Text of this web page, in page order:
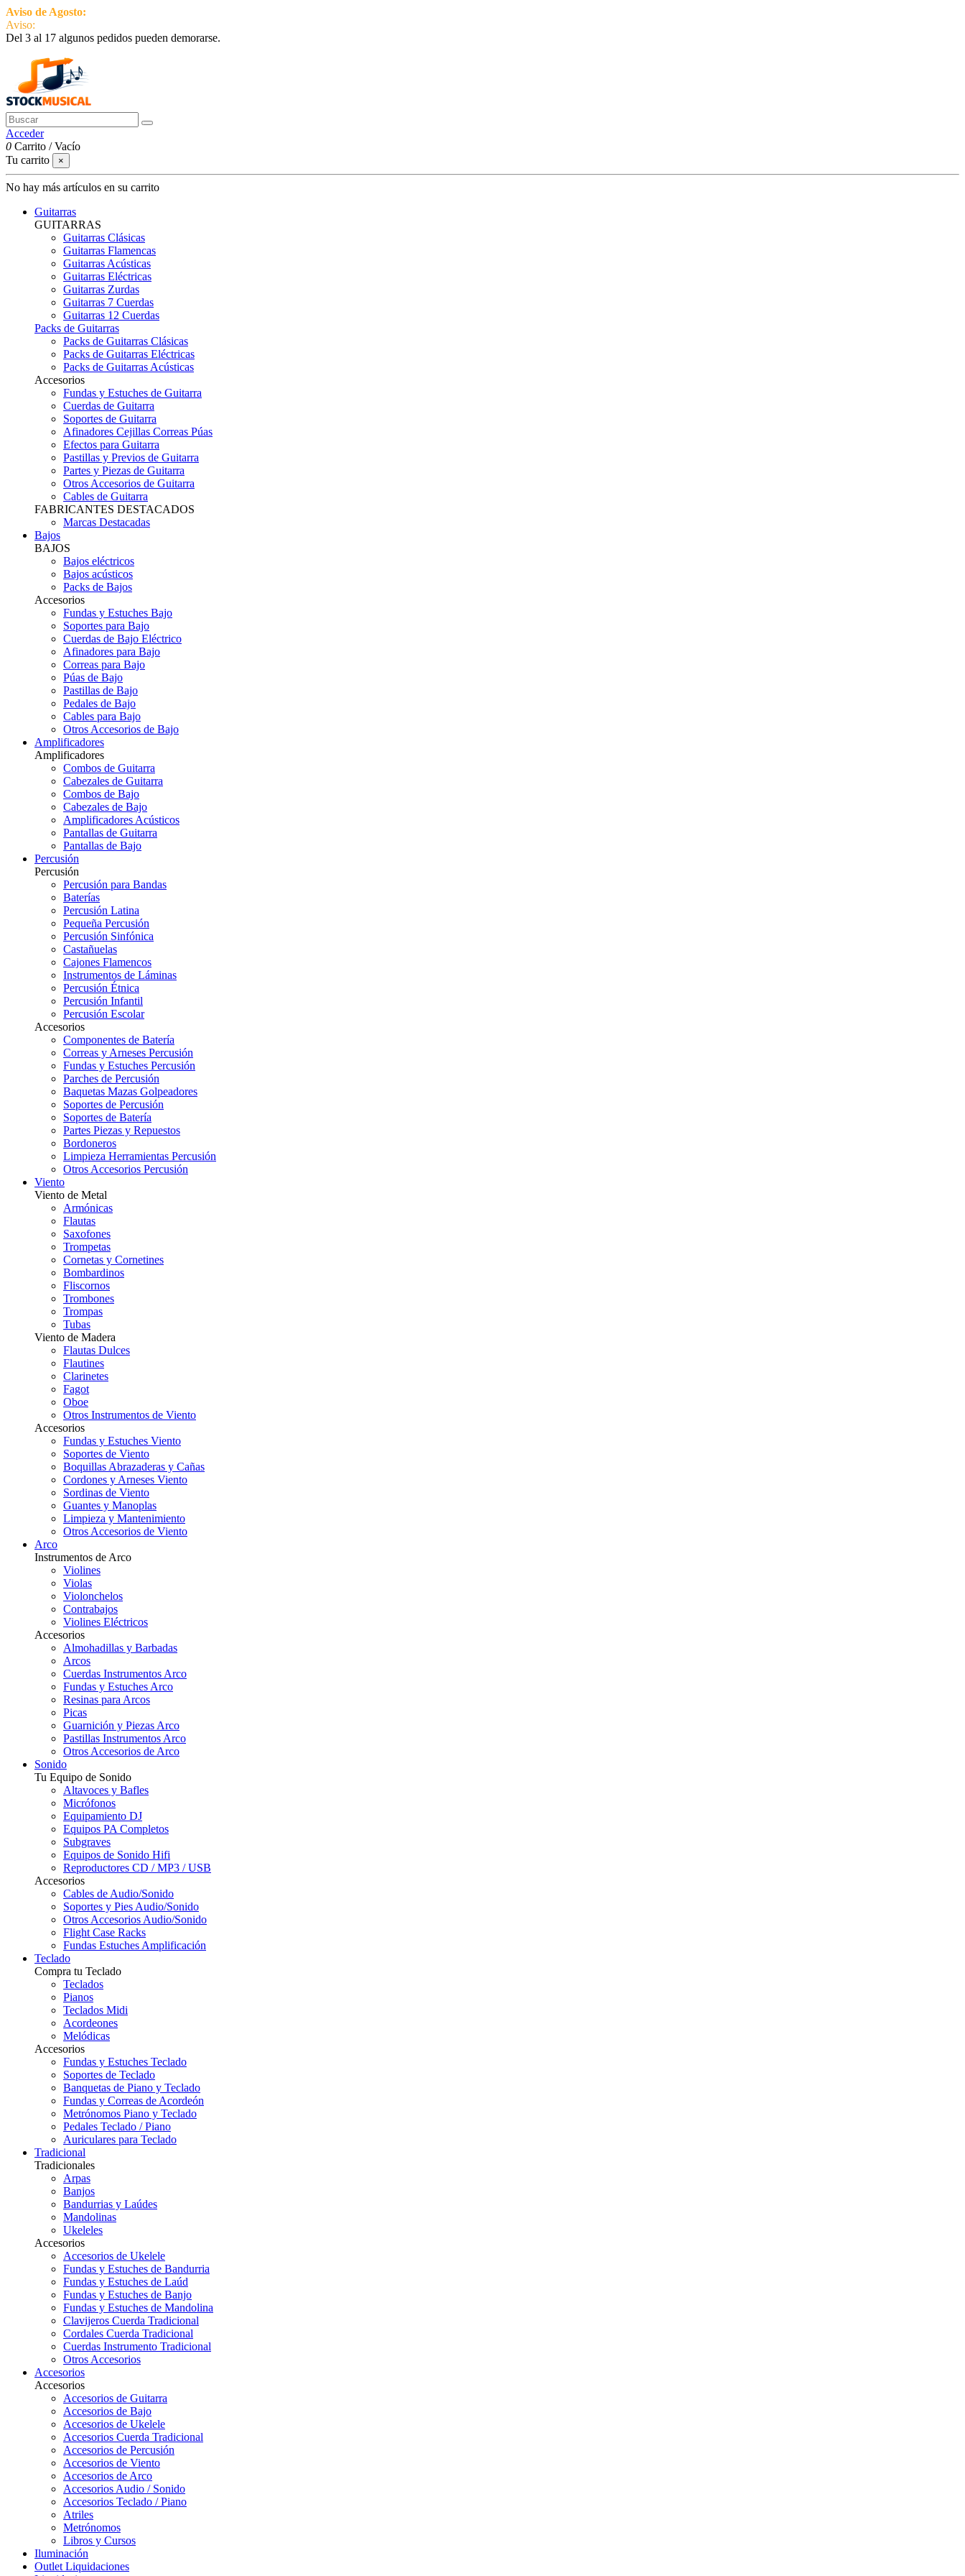
Aviso de Agosto:
Aviso:
Del 3 al 17 algunos pedidos pueden demorarse.
Acceder
0 Carrito /Vacío
Tu carrito
×
No hay más artículos en su carrito
Guitarras
GUITARRAS
Guitarras Clásicas
Guitarras Flamencas
Guitarras Acústicas
Guitarras Eléctricas
Guitarras Zurdas
Guitarras 7 Cuerdas
Guitarras 12 Cuerdas
Packs de Guitarras
Packs de Guitarras Clásicas
Packs de Guitarras Eléctricas
Packs de Guitarras Acústicas
Accesorios
Fundas y Estuches de Guitarra
Cuerdas de Guitarra
Soportes de Guitarra
Afinadores Cejillas Correas Púas
Efectos para Guitarra
Pastillas y Previos de Guitarra
Partes y Piezas de Guitarra
Otros Accesorios de Guitarra
Cables de Guitarra
FABRICANTES DESTACADOS
Marcas Destacadas
Bajos
BAJOS
Bajos eléctricos
Bajos acústicos
Packs de Bajos
Accesorios
Fundas y Estuches Bajo
Soportes para Bajo
Cuerdas de Bajo Eléctrico
Afinadores para Bajo
Correas para Bajo
Púas de Bajo
Pastillas de Bajo
Pedales de Bajo
Cables para Bajo
Otros Accesorios de Bajo
Amplificadores
Amplificadores
Combos de Guitarra
Cabezales de Guitarra
Combos de Bajo
Cabezales de Bajo
Amplificadores Acústicos
Pantallas de Guitarra
Pantallas de Bajo
Percusión
Percusión
Percusión para Bandas
Baterías
Percusión Latina
Pequeña Percusión
Percusión Sinfónica
Castañuelas
Cajones Flamencos
Instrumentos de Láminas
Percusión Étnica
Percusión Infantil
Percusión Escolar
Accesorios
Componentes de Batería
Correas y Arneses Percusión
Fundas y Estuches Percusión
Parches de Percusión
Baquetas Mazas Golpeadores
Soportes de Percusión
Soportes de Batería
Partes Piezas y Repuestos
Bordoneros
Limpieza Herramientas Percusión
Otros Accesorios Percusión
Viento
Viento de Metal
Armónicas
Flautas
Saxofones
Trompetas
Cornetas y Cornetines
Bombardinos
Fliscornos
Trombones
Trompas
Tubas
Viento de Madera
Flautas Dulces
Flautines
Clarinetes
Fagot
Oboe
Otros Instrumentos de Viento
Accesorios
Fundas y Estuches Viento
Soportes de Viento
Boquillas Abrazaderas y Cañas
Cordones y Arneses Viento
Sordinas de Viento
Guantes y Manoplas
Limpieza y Mantenimiento
Otros Accesorios de Viento
Arco
Instrumentos de Arco
Violines
Violas
Violonchelos
Contrabajos
Violines Eléctricos
Accesorios
Almohadillas y Barbadas
Arcos
Cuerdas Instrumentos Arco
Fundas y Estuches Arco
Resinas para Arcos
Picas
Guarnición y Piezas Arco
Pastillas Instrumentos Arco
Otros Accesorios de Arco
Sonido
Tu Equipo de Sonido
Altavoces y Bafles
Micrófonos
Equipamiento DJ
Equipos PA Completos
Subgraves
Equipos de Sonido Hifi
Reproductores CD / MP3 / USB
Accesorios
Cables de Audio/Sonido
Soportes y Pies Audio/Sonido
Otros Accesorios Audio/Sonido
Flight Case Racks
Fundas Estuches Amplificación
Teclado
Compra tu Teclado
Teclados
Pianos
Teclados Midi
Acordeones
Melódicas
Accesorios
Fundas y Estuches Teclado
Soportes de Teclado
Banquetas de Piano y Teclado
Fundas y Correas de Acordeón
Metrónomos Piano y Teclado
Pedales Teclado / Piano
Auriculares para Teclado
Tradicional
Tradicionales
Arpas
Banjos
Bandurrias y Laúdes
Mandolinas
Ukeleles
Accesorios
Accesorios de Ukelele
Fundas y Estuches de Bandurria
Fundas y Estuches de Laúd
Fundas y Estuches de Banjo
Fundas y Estuches de Mandolina
Clavijeros Cuerda Tradicional
Cordales Cuerda Tradicional
Cuerdas Instrumento Tradicional
Otros Accesorios
Accesorios
Accesorios
Accesorios de Guitarra
Accesorios de Bajo
Accesorios de Ukelele
Accesorios Cuerda Tradicional
Accesorios de Percusión
Accesorios de Viento
Accesorios de Arco
Accesorios Audio / Sonido
Accesorios Teclado / Piano
Atriles
Metrónomos
Libros y Cursos
Iluminación
Outlet Liquidaciones